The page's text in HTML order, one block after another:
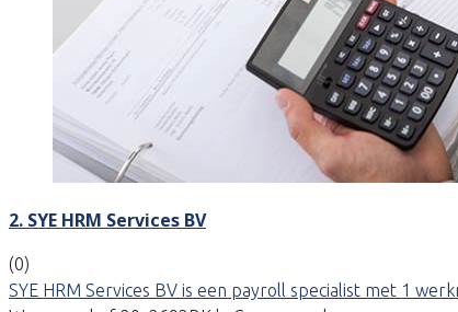
2. SYE HRM Services BV
(0)
SYE HRM Services BV is een payroll specialist met 1